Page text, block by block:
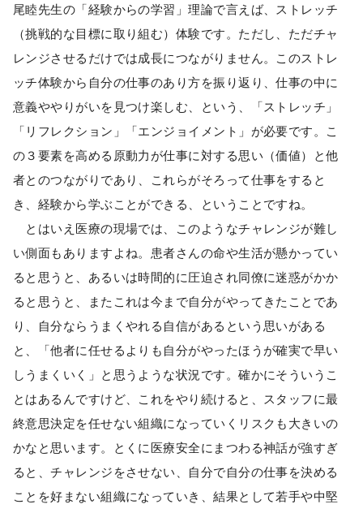
尾睦先生の「経験からの学習」理論で言えば、ストレッチ
（挑戦的な目標に取り組む）体験です。ただし、ただチャ
レンジさせるだけでは成長につながりません。このストレ
ッチ体験から自分の仕事のあり方を振り返り、仕事の中に
意義ややりがいを見つけ楽しむ、という、「ストレッチ」
「リフレクション」「エンジョイメント」が必要です。こ
の３要素を高める原動力が仕事に対する思い（価値）と他
者とのつながりであり、これらがそろって仕事をすると
き、経験から学ぶことができる、ということですね。
とはいえ医療の現場では、このようなチャレンジが難し
い側面もありますよね。患者さんの命や生活が懸かってい
ると思うと、あるいは時間的に圧迫され同僚に迷惑がかか
ると思うと、またこれは今まで自分がやってきたことであ
り、自分ならうまくやれる自信があるという思いがある
と、「他者に任せるよりも自分がやったほうが確実で早い
しうまくいく」と思うような状況です。確かにそういうこ
とはあるんですけど、これをやり続けると、スタッフに最
終意思決定を任せない組織になっていくリスクも大きいの
かなと思います。とくに医療安全にまつわる神話が強すぎ
ると、チャレンジをさせない、自分で自分の仕事を決める
ことを好まない組織になっていき、結果として若手や中堅